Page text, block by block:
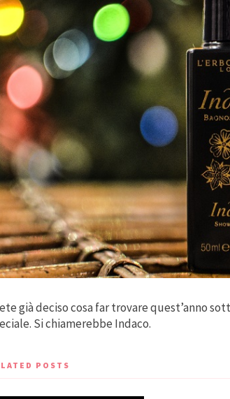
già deciso cosa far trovare quest’anno
Si chiamerebbe Indaco.
POSTS